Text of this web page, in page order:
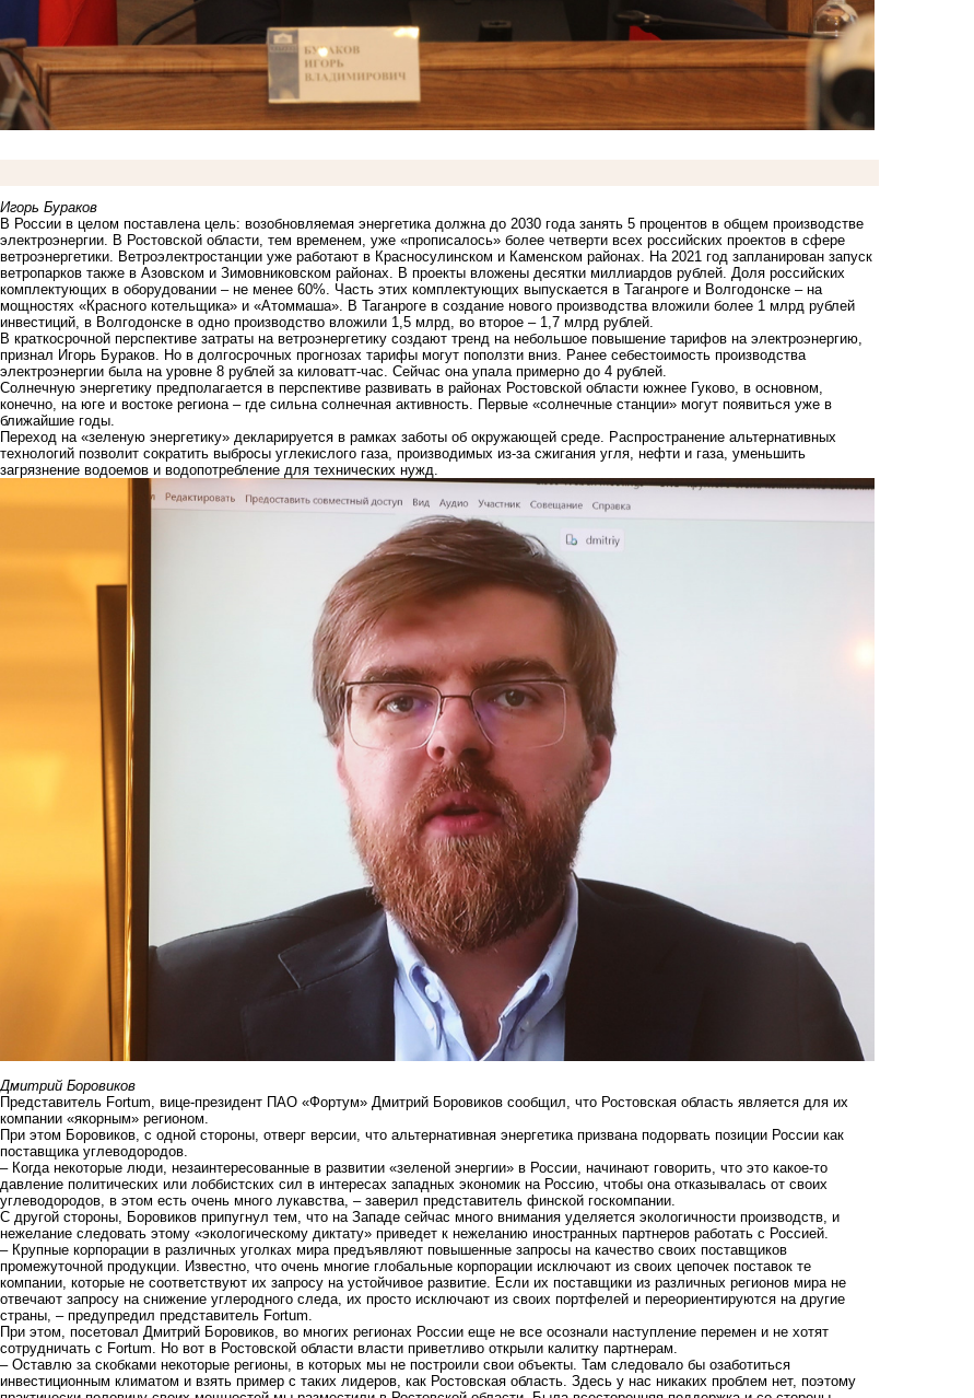
Игорь Бураков
В России в целом поставлена цель: возобновляемая энергетика должна до 2030 года занять 5 процентов в общем производстве
электроэнергии. В Ростовской области, тем временем, уже «прописалось» более четверти всех российских проектов в сфере
ветроэнергетики. Ветроэлектростанции уже работают в Красносулинском и Каменском районах. На 2021 год запланирован запуск
ветропарков также в Азовском и Зимовниковском районах. В проекты вложены десятки миллиардов рублей. Доля российских
комплектующих в оборудовании – не менее 60%. Часть этих комплектующих выпускается в Таганроге и Волгодонске – на
мощностях «Красного котельщика» и «Атоммаша». В Таганроге в создание нового производства вложили более 1 млрд рублей
инвестиций, в Волгодонске в одно производство вложили 1,5 млрд, во второе – 1,7 млрд рублей.
В краткосрочной перспективе затраты на ветроэнергетику создают тренд на небольшое повышение тарифов на электроэнергию,
признал Игорь Бураков. Но в долгосрочных прогнозах тарифы могут поползти вниз. Ранее себестоимость производства
электроэнергии была на уровне 8 рублей за киловатт-час. Сейчас она упала примерно до 4 рублей.
Солнечную энергетику предполагается в перспективе развивать в районах Ростовской области южнее Гуково, в основном,
конечно, на юге и востоке региона – где сильна солнечная активность. Первые «солнечные станции» могут появиться уже в
ближайшие годы.
Переход на «зеленую энергетику» декларируется в рамках заботы об окружающей среде. Распространение альтернативных
технологий позволит сократить выбросы углекислого газа, производимых из-за сжигания угля, нефти и газа, уменьшить
загрязнение водоемов и водопотребление для технических нужд.
Дмитрий Боровиков
Представитель Fortum, вице-президент ПАО «Фортум» Дмитрий Боровиков сообщил, что Ростовская область является для их
компании «якорным» регионом.
При этом Боровиков, с одной стороны, отверг версии, что альтернативная энергетика призвана подорвать позиции России как
поставщика углеводородов.
– Когда некоторые люди, незаинтересованные в развитии «зеленой энергии» в России, начинают говорить, что это какое-то
давление политических или лоббистских сил в интересах западных экономик на Россию, чтобы она отказывалась от своих
углеводородов, в этом есть очень много лукавства, – заверил представитель финской госкомпании.
С другой стороны, Боровиков припугнул тем, что на Западе сейчас много внимания уделяется экологичности производств, и
нежелание следовать этому «экологическому диктату» приведет к нежеланию иностранных партнеров работать с Россией.
– Крупные корпорации в различных уголках мира предъявляют повышенные запросы на качество своих поставщиков
промежуточной продукции. Известно, что очень многие глобальные корпорации исключают из своих цепочек поставок те
компании, которые не соответствуют их запросу на устойчивое развитие. Если их поставщики из различных регионов мира не
отвечают запросу на снижение углеродного следа, их просто исключают из своих портфелей и переориентируются на другие
страны, – предупредил представитель Fortum.
При этом, посетовал Дмитрий Боровиков, во многих регионах России еще не все осознали наступление перемен и не хотят
сотрудничать с Fortum. Но вот в Ростовской области власти приветливо открыли калитку партнерам.
– Оставлю за скобками некоторые регионы, в которых мы не построили свои объекты. Там следовало бы озаботиться
инвестиционным климатом и взять пример с таких лидеров, как Ростовская область. Здесь у нас никаких проблем нет, поэтому